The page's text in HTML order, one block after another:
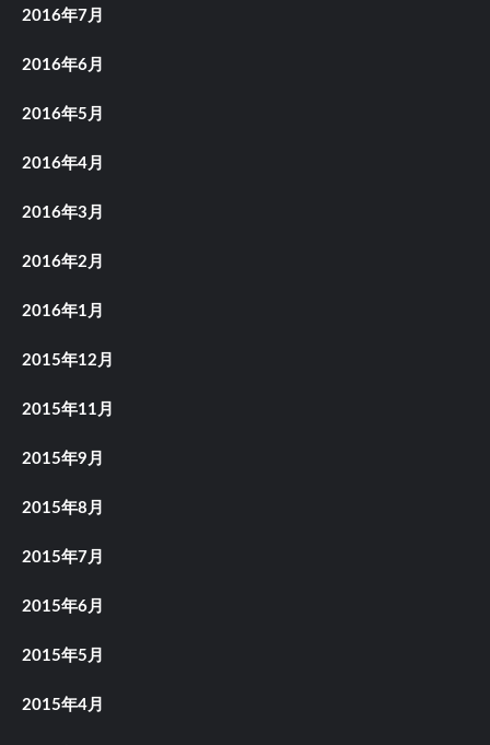
2016年7月
2016年6月
2016年5月
2016年4月
2016年3月
2016年2月
2016年1月
2015年12月
2015年11月
2015年9月
2015年8月
2015年7月
2015年6月
2015年5月
2015年4月